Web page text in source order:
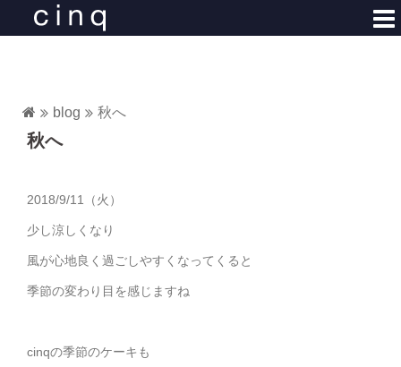
blog 秋へ
秋へ
2018/9/11（火）
少し涼しくなり
風が心地良く過ごしやすくなってくると
季節の変わり目を感じますね
cinqの季節のケーキも